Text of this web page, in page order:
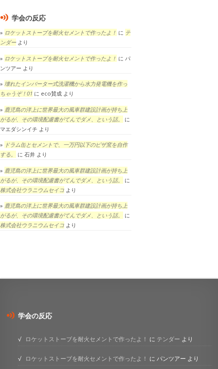
学会の反応
ロケットストーブを耐火セメントで作ったよ！ に テ
ンダーより
ロケットストーブを耐火セメントで作ったよ！ に パ
ンツアー より
壊れたインバーター式洗濯機から水力発電機を作っ
ちゃうぞ！01 に eco賛成 より
鹿児島の洋上に世界最大の風車群建設計画が持ち上
がるが、その環境配慮書がてんでダメ、という話。
に
マエダシンイチ より
ドラム缶とセメントで、一万円以下のピザ窯を自作
する。
に 石井 より
鹿児島の洋上に世界最大の風車群建設計画が持ち上
がるが、その環境配慮書がてんでダメ、という話。
に
株式会社ウラニウムセイコ より
鹿児島の洋上に世界最大の風車群建設計画が持ち上
がるが、その環境配慮書がてんでダメ、という話。
に
株式会社ウラニウムセイコ より
学会の反応
ロケットストーブを耐火セメントで作ったよ！ に テンダー より
ロケットストーブを耐火セメントで作ったよ！ に パンツアー より